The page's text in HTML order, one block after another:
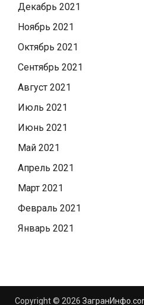
Декабрь 2021
Ноябрь 2021
Октябрь 2021
Сентябрь 2021
Август 2021
Июль 2021
Июнь 2021
Май 2021
Апрель 2021
Март 2021
Февраль 2021
Январь 2021
Copyright © 2026